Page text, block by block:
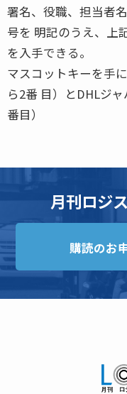
署名、役職、担当者
号を 明記のうえ、上
を入手できる。
マスコットキーを手
ら2番 目）とDHLジ
番目）
月刊ロジ
購読のお